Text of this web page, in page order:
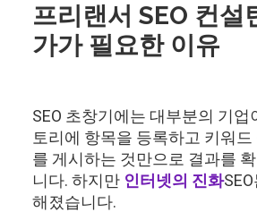
프리랜서 SEO 컨설
가가 필요한 이유
SEO 초창기에는 대부분의 기업
토리에 항목을 등록하고 키워
를 게시하는 것만으로 결과를
니다. 하지만 인터넷의 진화
해졌습니다.